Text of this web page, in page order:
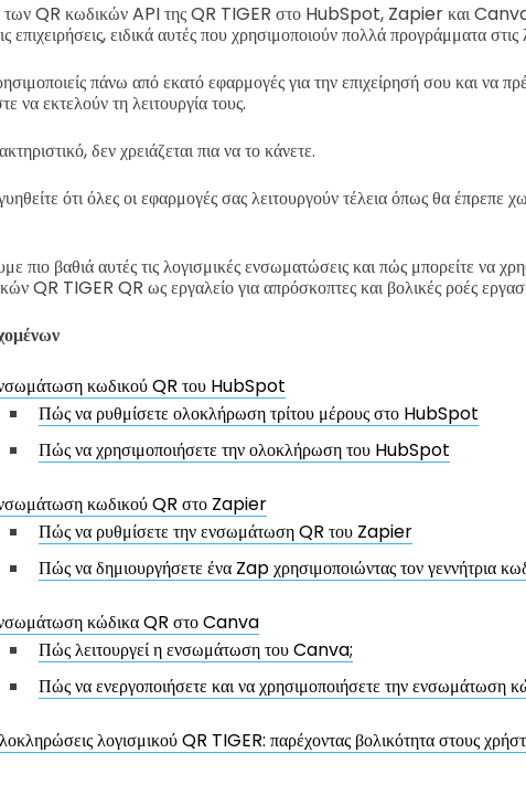
QR κωδικών API της QR TIGER στο HubSpot, Zapier και Canva
επιχειρήσεις, ειδικά αυτές που χρησιμοποιούν πολλά προγράμματα στις
πάνω από εκατό εφαρμογές για την επιχείρησή σου και να
να εκτελούν τη λειτουργία τους.
δεν χρειάζεται πια να το κάνετε.
ότι όλες οι εφαρμογές σας λειτουργούν τέλεια όπως θα έπρεπε
πιο βαθιά αυτές τις λογισμικές ενσωματώσεις και πώς μπορείτε να
QR TIGER QR ως εργαλείο για απρόσκοπτες και βολικές ροές
κωδικού QR του HubSpot
Πώς να ρυθμίσετε ολοκλήρωση τρίτου μέρους στο HubSpot
Πώς να χρησιμοποιήσετε την ολοκλήρωση του HubSpot
κωδικού QR στο Zapier
Πώς να ρυθμίσετε την ενσωμάτωση QR του Zapier
Πώς να δημιουργήσετε ένα Zap χρησιμοποιώντας τον γεννήτρια
κώδικα QR στο Canva
Πώς λειτουργεί η ενσωμάτωση του Canva;
Πώς να ενεργοποιήσετε και να χρησιμοποιήσετε την
λογισμικού QR TIGER: παρέχοντας βολικότητα στους